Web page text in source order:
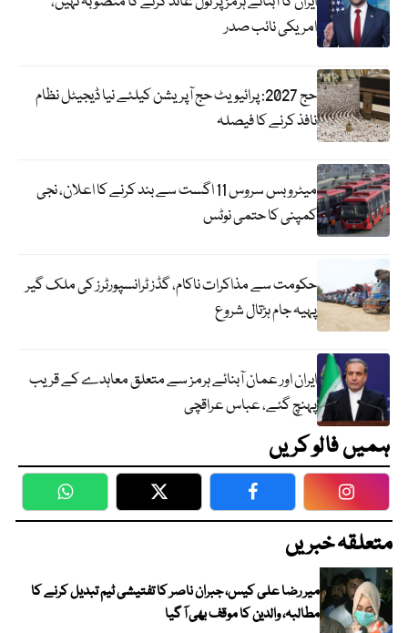
امریکی نائب صدر
حج 2027: پرائیویٹ حج آپریشن کیلئے نیا ڈیجیٹل نظام
نافذ کرنے کا فیصلہ
میٹرو بس سروس 11 اگست سے بند کرنے کا اعلان، نجی
کمپنی کا حتمی نوٹس
حکومت سے مذاکرات ناکام، گڈز ٹرانسپورٹرز کی ملک گیر
پہیہ جام ہڑتال شروع
ایران اور عمان آبنائے ہرمز سے متعلق معاہدے کے قریب
پہنچ گئے، عباس عراقچی
ہمیں فالو کریں
WhatsApp Twitter Facebook
متعلقہ خبریں
میر رضا علی کیس، جبران ناصر کا تفتیشی ٹیم تبدیل کرنے کا
مطالبہ، والدین کا موقف بھی آ گیا